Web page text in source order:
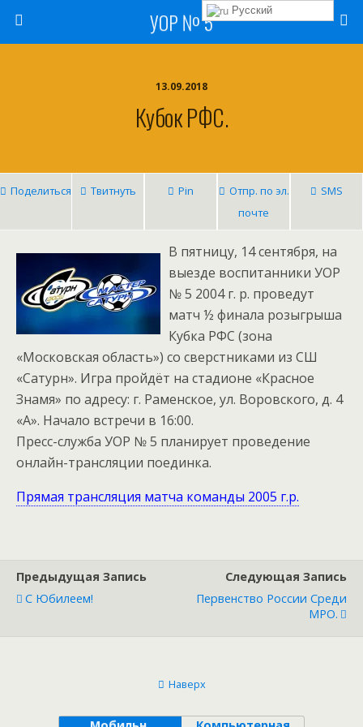
УОР № 5
13.09.2018
Кубок РФС.
Поделиться Твитнуть Pin
Отпр. по эл.
почте
SMS
В пятницу, 14 сентября, на
выезде воспитанники УОР
№ 5 2004 г. р. проведут
матч ½ финала розыгрыша
Кубка РФС (зона
«Московская область») со сверстниками из СШ
«Сатурн». Игра пройдёт на стадионе «Красное
Знамя» по адресу: г. Раменское, ул. Воровского, д. 4
«А». Начало встречи в 16:00.
Пресс-служба УОР № 5 планирует проведение
онлайн-трансляции поединка.
Прямая трансляция матча команды 2005 г.р.
Предыдущая Запись
С Юбилеем!
Следующая Запись
Первенство России Среди
МРО.
Русский
Наверх